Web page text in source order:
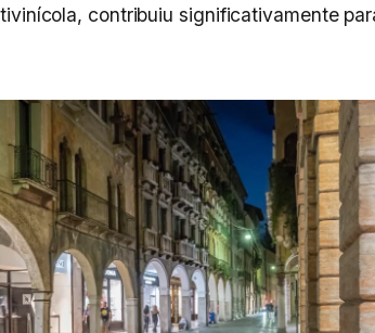
contribuiu significativamente